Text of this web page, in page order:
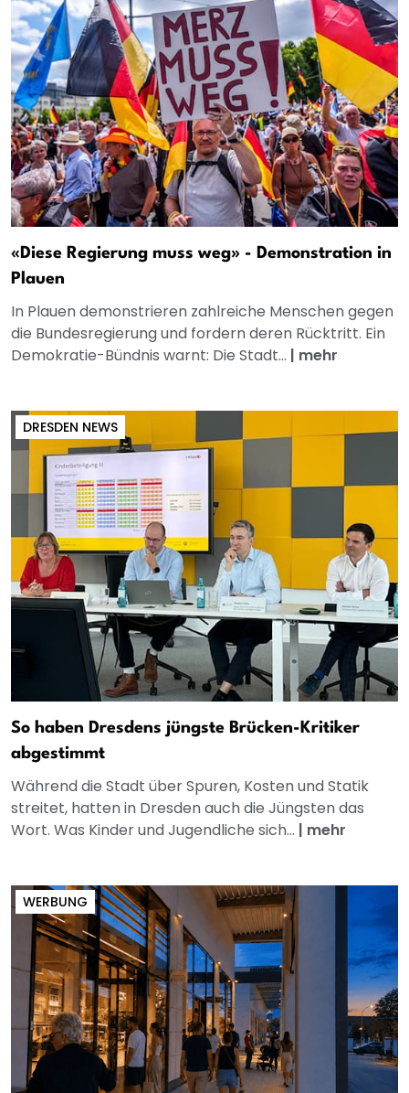
«Diese Regierung muss weg» - Demonstration in
Plauen
In Plauen demonstrieren zahlreiche Menschen gegen
die Bundesregierung und fordern deren Rücktritt. Ein
Demokratie-Bündnis warnt: Die Stadt... | mehr
DRESDEN NEWS
So haben Dresdens jüngste Brücken-Kritiker
abgestimmt
Während die Stadt über Spuren, Kosten und Statik
streitet, hatten in Dresden auch die Jüngsten das
Wort. Was Kinder und Jugendliche sich... | mehr
WERBUNG